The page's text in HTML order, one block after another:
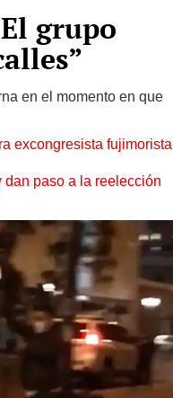
grupo
en el momento en que
excongresista fujimorista
paso a la reelección